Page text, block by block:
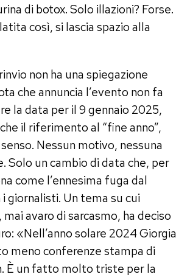
di botox. Solo illazioni? Forse.
così, si lascia spazio alla
non ha una spiegazione
che annuncia l’evento non fa
la data per il 9 gennaio 2025,
il riferimento al “fine anno”,
Nessun motivo, nessuna
Solo un cambio di data che, per
come l’ennesima fuga dal
giornalisti. Un tema su cui
avaro di sarcasmo, ha deciso
«Nell’anno solare 2024 Giorgia
meno conferenze stampa di
È un fatto molto triste per la